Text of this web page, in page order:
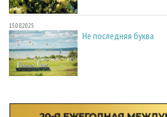
15.08.2025
Не последняя буква